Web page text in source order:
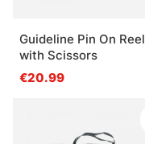
Guideline Pin On Reel
with Scissors
€20.99